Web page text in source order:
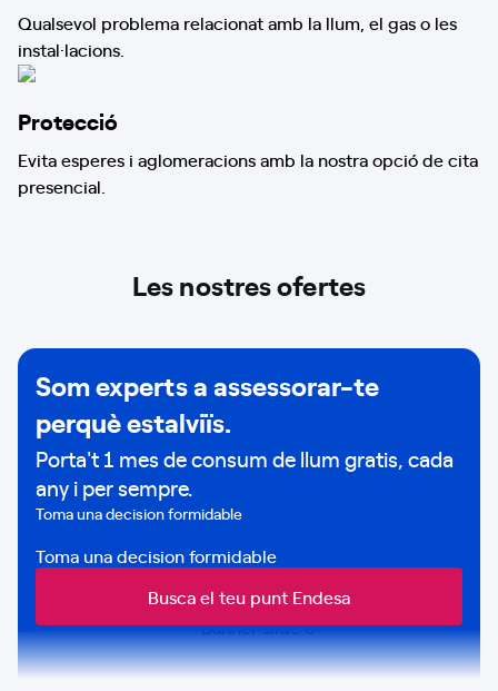
Qualsevol problema relacionat amb la llum, el gas o les
instal·lacions.
Protecció
Evita esperes i aglomeracions amb la nostra opció de cita
presencial.
Les nostres ofertes
Som experts a assessorar-te
perquè estalviïs.
Porta't 1 mes de consum de llum gratis, cada
any i per sempre.
Toma una decision formidable
Toma una decision formidable
Busca el teu punt Endesa